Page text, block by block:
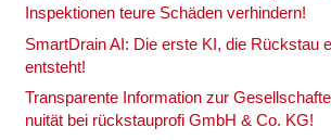
Inspek­tio­nen teu­re Schä­den ver­hin­dern!
Smart­Drain AI: Die ers­te KI, die Rück­stau
ent­steht!
Trans­pa­ren­te Infor­ma­ti­on zur
nui­tät bei rück­stau­pro­fi GmbH & Co. KG!